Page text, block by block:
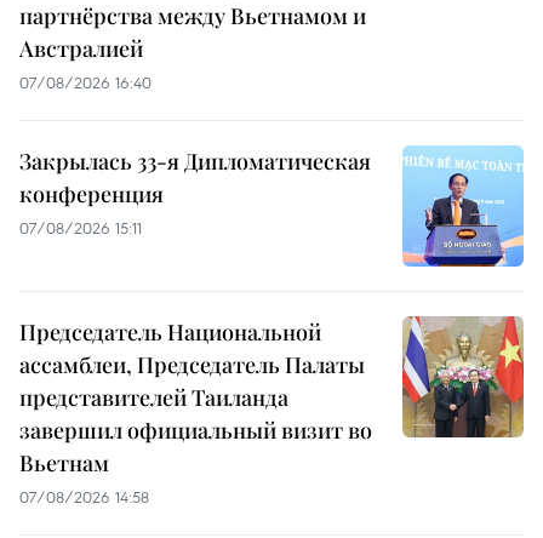
партнёрства между Вьетнамом и
Австралией
07/08/2026 16:40
Закрылась 33-я Дипломатическая
конференция
07/08/2026 15:11
Председатель Национальной
ассамблеи, Председатель Палаты
представителей Таиланда
завершил официальный визит во
Вьетнам
07/08/2026 14:58